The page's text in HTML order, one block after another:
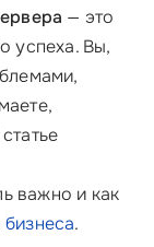
— это
успеха. Вы,
важно и как
.